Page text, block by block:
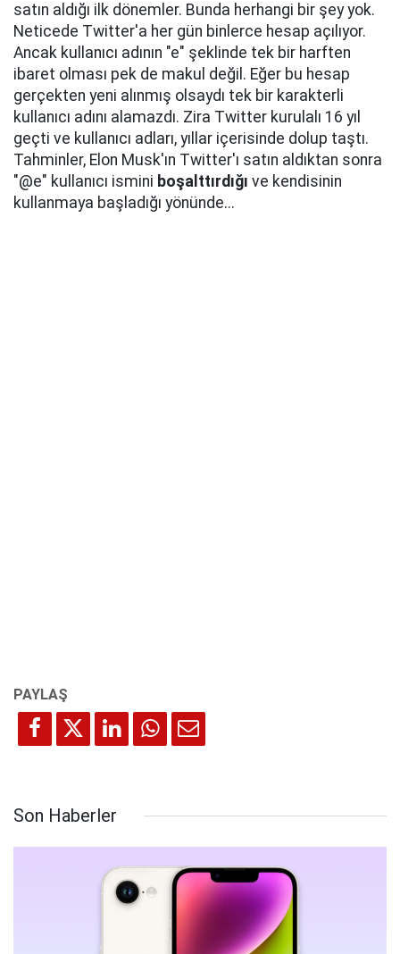
satın aldığı ilk dönemler. Bunda herhangi bir şey yok.
Neticede Twitter'a her gün binlerce hesap açılıyor.
Ancak kullanıcı adının "e" şeklinde tek bir harften
ibaret olması pek de makul değil. Eğer bu hesap
gerçekten yeni alınmış olsaydı tek bir karakterli
kullanıcı adını alamazdı. Zira Twitter kurulalı 16 yıl
geçti ve kullanıcı adları, yıllar içerisinde dolup taştı.
Tahminler, Elon Musk'ın Twitter'ı satın aldıktan sonra
"@e" kullanıcı ismini boşalttırdığı ve kendisinin
kullanmaya başladığı yönünde...
Son Haberler